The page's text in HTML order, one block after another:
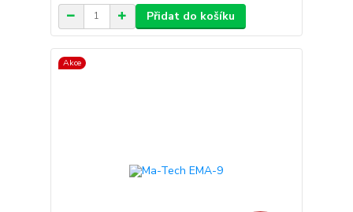
Přidat do košíku
Akce